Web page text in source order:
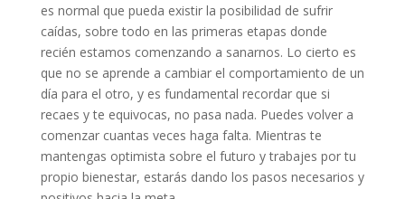
es normal que pueda existir la posibilidad de sufrir
caídas, sobre todo en las primeras etapas donde
recién estamos comenzando a sanarnos. Lo cierto es
que no se aprende a cambiar el comportamiento de un
día para el otro, y es fundamental recordar que si
recaes y te equivocas, no pasa nada. Puedes volver a
comenzar cuantas veces haga falta. Mientras te
mantengas optimista sobre el futuro y trabajes por tu
propio bienestar, estarás dando los pasos necesarios y